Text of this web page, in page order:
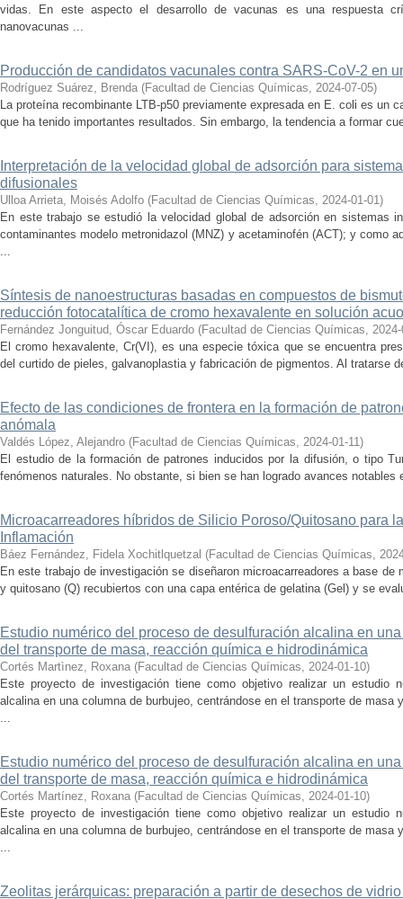
vidas. En este aspecto el desarrollo de vacunas es una respuesta
nanovacunas ...
Producción de candidatos vacunales contra SARS-CoV-2 en
Rodríguez Suárez, Brenda (Facultad de Ciencias Químicas, 2024-07-05)
La proteína recombinante LTB-p50 previamente expresada en E. coli es un
que ha tenido importantes resultados. Sin embargo, la tendencia a formar
Interpretación de la velocidad global de adsorción para
difusionales
Ulloa Arrieta, Moisés Adolfo (Facultad de Ciencias Químicas, 2024-01-01)
En este trabajo se estudió la velocidad global de adsorción en sistemas
contaminantes modelo metronidazol (MNZ) y acetaminofén (ACT); y como
...
Síntesis de nanoestructuras basadas en compuestos de
reducción fotocatalítica de cromo hexavalente en solución
Fernández Jonguitud, Óscar Eduardo (Facultad de Ciencias Químicas,
El cromo hexavalente, Cr(VI), es una especie tóxica que se encuentra
del curtido de pieles, galvanoplastia y fabricación de pigmentos. Al tratarse
Efecto de las condiciones de frontera en la formación de
anómala
Valdés López, Alejandro (Facultad de Ciencias Químicas, 2024-01-11)
El estudio de la formación de patrones inducidos por la difusión, o tipo
fenómenos naturales. No obstante, si bien se han logrado avances
Microacarreadores híbridos de Silicio Poroso/Quitosano para
Inflamación
Báez Fernández, Fidela Xochitlquetzal (Facultad de Ciencias Químicas,
En este trabajo de investigación se diseñaron microacarreadores a base
y quitosano (Q) recubiertos con una capa entérica de gelatina (Gel) y se
Estudio numérico del proceso de desulfuración alcalina en
del transporte de masa, reacción química e hidrodinámica
Cortés Martìnez, Roxana (Facultad de Ciencias Químicas, 2024-01-10)
Este proyecto de investigación tiene como objetivo realizar un estudio
alcalina en una columna de burbujeo, centrándose en el transporte de
...
Estudio numérico del proceso de desulfuración alcalina en
del transporte de masa, reacción química e hidrodinámica
Cortés Martínez, Roxana (Facultad de Ciencias Químicas, 2024-01-10)
Este proyecto de investigación tiene como objetivo realizar un estudio
alcalina en una columna de burbujeo, centrándose en el transporte de
...
Zeolitas jerárquicas: preparación a partir de desechos de